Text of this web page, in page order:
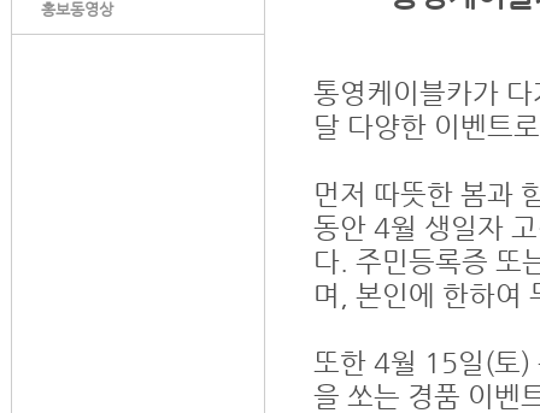
홍보동영상
통영케이블카가
달 다양한 이벤트
먼저 따뜻한 봄과
동안 4월 생일자
다. 주민등록증 또
며, 본인에 한하여
또한 4월 15일(토)
을 쏘는 경품 이벤